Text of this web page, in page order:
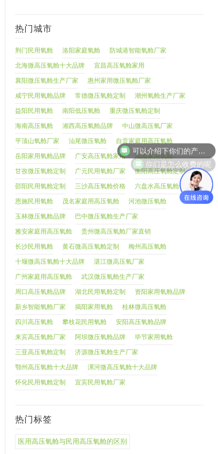
热门城市
荆门民用氧舱 洛阳家庭氧舱 防城港智能氧舱厂家
北海微高压氧舱十大品牌 宜昌高压氧舱家用
襄阳微压氧舱生产厂家 惠州家用微压氧舱厂家
咸宁民用氧舱品牌 常德微压氧舱定制 潮州氧舱生产厂家
益阳民用氧舱 南阳低压氧舱 重庆微压氧舱定制
海南高压氧舱 湘西高压氧舱品牌 中山微高压氧厂家
平顶山氧舱厂家 汕尾微压氧舱 自贡家庭用高压氧舱
岳阳家用氧舱品牌 广安高压氧舱家用 湖南家用氧舱
甘孜微压氧舱定制 广元民用氧舱厂家 衡阳高压氧舱定制
邵阳民用氧舱定制 三沙高压氧舱价格 六盘水高压氧舱价格
恩施民用氧舱 茂名家庭用高压氧舱 河池微压氧舱
玉林微压氧舱品牌 巴中微压氧舱生产厂家
雅安家庭用高压氧舱 贵州微高压氧舱厂家直销
长沙民用氧舱 黄石微高压氧舱定制 梅州高压氧舱
十堰微高压氧舱十大品牌 湛江微高压氧厂家
广州家庭用高压氧舱 武汉微压氧舱生产厂家
周口高压氧舱品牌 湖北民用氧舱定制 资阳家用氧舱品牌
新乡智能氧舱厂家 揭阳家用氧舱 桂林微高压氧舱
四川高压氧舱 攀枝花民用氧舱 安阳高压氧舱品牌
来宾高压氧舱厂家 阿坝微压氧舱品牌 毕节家用氧舱
三亚高压氧舱定制 济源微压氧舱生产厂家
鄂州高压氧舱十大品牌 漯河微高压氧舱十大品牌
怀化民用氧舱定制 宜宾民用氧舱厂家
热门标签
医用高压氧舱与民用高压氧舱的区别
你们是怎么收费的呢